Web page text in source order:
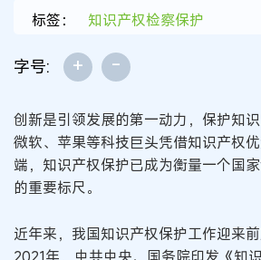
标签： 知识产权检察保护
字号: + -
创新是引领发展的第一动力，保护知识
微软、苹果等科技巨头凭借知识产权
端，知识产权保护已成为衡量一个国
的重要标尺。
近年来，我国知识产权保护工作迎来前
2021年，中共中央、国务院印发《知